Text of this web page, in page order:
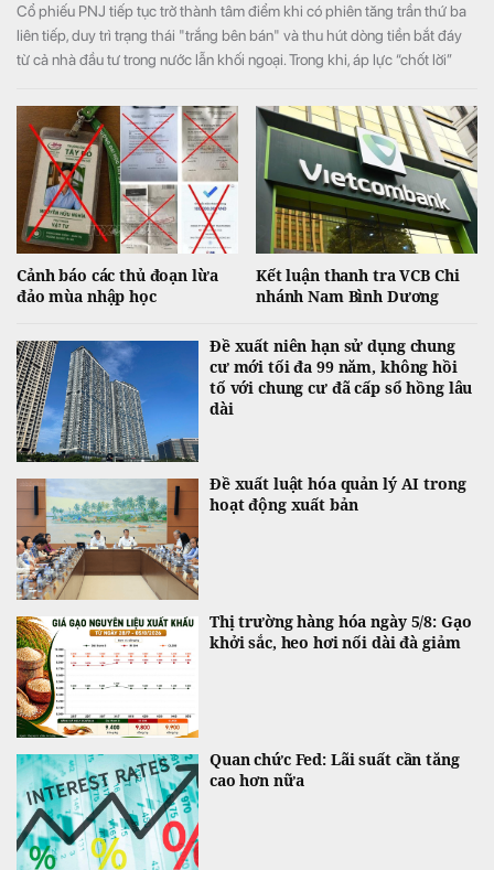
Cổ phiếu PNJ tiếp tục trở thành tâm điểm khi có phiên tăng trần thứ ba
liên tiếp, duy trì trạng thái "trắng bên bán" và thu hút dòng tiền bắt đáy
từ cả nhà đầu tư trong nước lẫn khối ngoại. Trong khi, áp lực “chốt lời”
Cảnh báo các thủ đoạn lừa
đảo mùa nhập học
Kết luận thanh tra VCB Chi
nhánh Nam Bình Dương
Đề xuất niên hạn sử dụng chung
cư mới tối đa 99 năm, không hồi
tố với chung cư đã cấp sổ hồng lâu
dài
Đề xuất luật hóa quản lý AI trong
hoạt động xuất bản
Thị trường hàng hóa ngày 5/8: Gạo
khởi sắc, heo hơi nối dài đà giảm
Quan chức Fed: Lãi suất cần tăng
cao hơn nữa